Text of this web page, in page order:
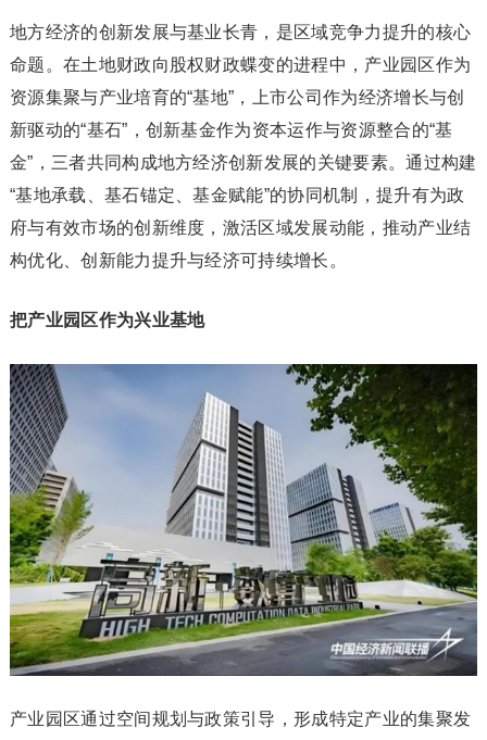
地方经济的创新发展与基业长青，是区域竞争力提升的核心
命题。在土地财政向股权财政蝶变的进程中，产业园区作为
资源集聚与产业培育的“基地”，上市公司作为经济增长与创
新驱动的“基石”，创新基金作为资本运作与资源整合的“基
金”，三者共同构成地方经济创新发展的关键要素。通过构建
“基地承载、基石锚定、基金赋能”的协同机制，提升有为政
府与有效市场的创新维度，激活区域发展动能，推动产业结
构优化、创新能力提升与经济可持续增长。
把产业园区作为兴业基地
产业园区通过空间规划与政策引导，形成特定产业的集聚发